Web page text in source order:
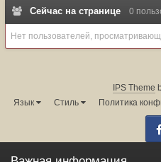
Сейчас на странице 0
Нет пользователей,
IPS Theme
Язык
Стиль Политика
Администрация